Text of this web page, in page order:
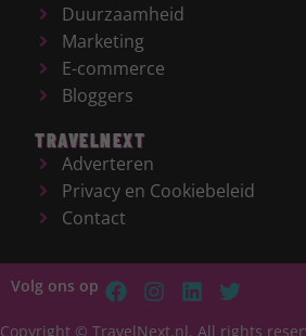
Duurzaamheid
Marketing
E-commerce
Bloggers
TRAVELNEXT
Adverteren
Privacy en Cookiebeleid
Contact
Volg ons op
Copyright © TravelNext.nl, All rights